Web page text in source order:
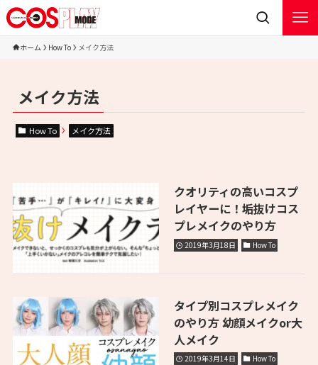
ホーム How To メイク方法
メイク方法
How To メイク方法
クオリティの高いコスプ
レイヤーに！垢抜けコス
プレメイクのやり方
2019年3月18日 How To
タイプ別コスプレメイク
のやり方 幼顔メイクor大
人メイク
2019年3月14日 How To